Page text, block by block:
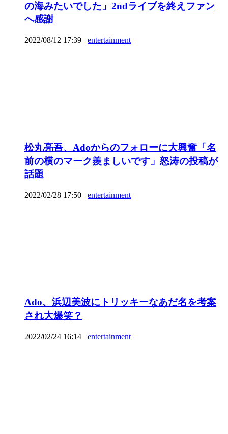
の海みたいでした」2ndライブを終えファン
へ感謝
2022/08/12 17:39 entertainment
松丸亮吾、Adoからのフォローに大興奮「名
前の横のマーク羨ましいです」怒涛の投稿が
話題
2022/02/28 17:50 entertainment
Ado、浜辺美波にトリッキーなあだ名を考案
され大爆笑？
2022/02/24 16:14 entertainment